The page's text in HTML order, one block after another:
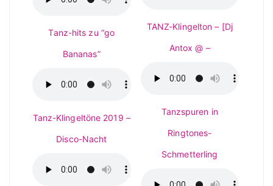
Tanz-hits zu “go
Bananas”
Tanz-Klingeltöne 2019 –
Disco-Nacht
TANZ-Klingelton – [Dj
Antox @ –
Tanzspuren in
Ringtones-
Schmetterling